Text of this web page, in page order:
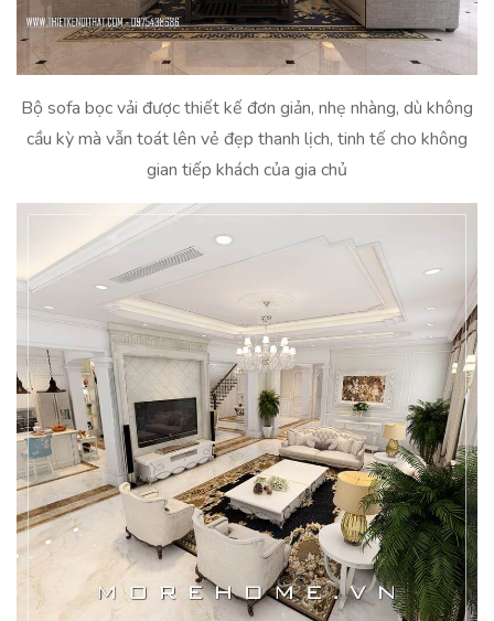
Bộ sofa bọc vải được thiết kế đơn giản, nhẹ nhàng, dù không
cầu kỳ mà vẫn toát lên vẻ đẹp thanh lịch, tinh tế cho không
gian tiếp khách của gia chủ